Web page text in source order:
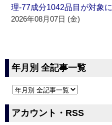
理‐77成分1042品目が対象に
2026年08月07日 (金)
年月別 全記事一覧
アカウント・RSS